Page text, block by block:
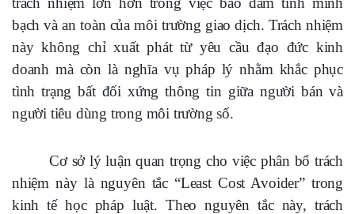
bạch và an toàn của môi trường giao dịch. Trách nhiệm
này không chỉ xuất phát từ yêu cầu đạo đức kinh
doanh mà còn là nghĩa vụ pháp lý nhằm khắc phục
tình trạng bất đối xứng thông tin giữa người bán và
người tiêu dùng trong môi trường số.
Cơ sở lý luận quan trọng cho việc phân bổ trách
nhiệm này là nguyên tắc “Least Cost Avoider” trong
kinh tế học pháp luật. Theo nguyên tắc này, trách